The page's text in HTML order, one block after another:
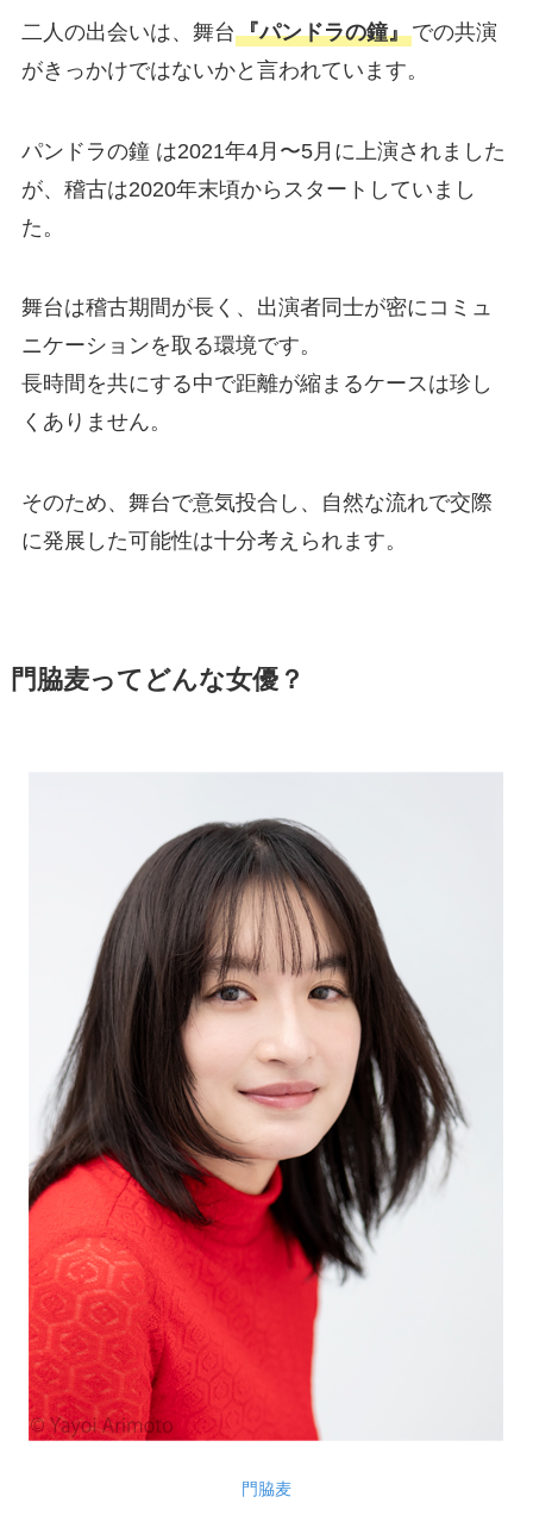
二人の出会いは、舞台『パンドラの鐘』での共演
がきっかけではないかと言われています。
パンドラの鐘 は2021年4月〜5月に上演されました
が、稽古は2020年末頃からスタートしていまし
た。
舞台は稽古期間が長く、出演者同士が密にコミュ
ニケーションを取る環境です。
長時間を共にする中で距離が縮まるケースは珍し
くありません。
そのため、舞台で意気投合し、自然な流れで交際
に発展した可能性は十分考えられます。
門脇麦ってどんな女優？
門脇麦